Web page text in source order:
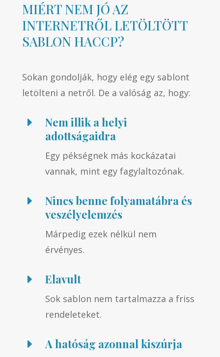
MIÉRT NEM JÓ AZ
INTERNETRŐL LETÖLTÖTT
SABLON HACCP?
Sokan gondolják, hogy elég egy sablont
letölteni a netről. De a valóság az, hogy:
E
Nem illik a helyi
adottságaidra
Egy pékségnek más kockázatai
vannak, mint egy fagylaltozónak.
E
Nincs benne folyamatábra és
veszélyelemzés
Márpedig ezek nélkül nem
érvényes.
E Elavult
Sok sablon nem tartalmazza a friss
rendeleteket.
E A hatóság azonnal kiszúrja